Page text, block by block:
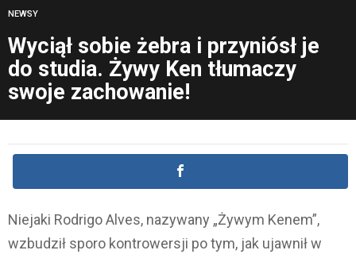
NEWSY
Wyciął sobie żebra i przyniósł je
do studia. Żywy Ken tłumaczy
swoje zachowanie!
Niejaki Rodrigo Alves, nazywany „Żywym Kenem”,
wzbudził sporo kontrowersji po tym, jak ujawnił w